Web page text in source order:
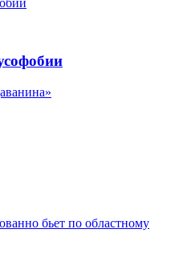
бьет по областному